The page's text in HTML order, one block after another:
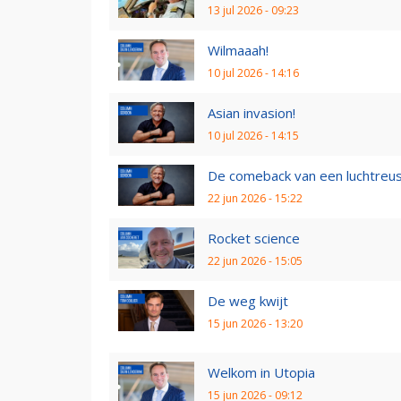
13 jul 2026 - 09:23
Wilmaaah!
10 jul 2026 - 14:16
Asian invasion!
10 jul 2026 - 14:15
De comeback van een
22 jun 2026 - 15:22
Rocket science
22 jun 2026 - 15:05
De weg kwijt
15 jun 2026 - 13:20
Welkom in Utopia
15 jun 2026 - 09:12